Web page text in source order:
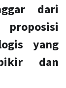
dari
yang
dan